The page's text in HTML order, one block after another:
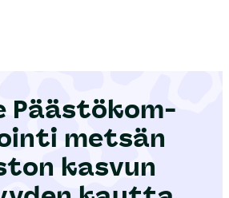
Pääs­tö­kom­
metsän
kasvun